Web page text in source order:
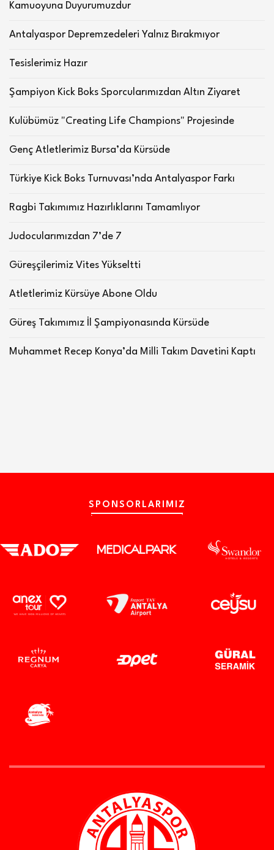
Kamuoyuna Duyurumuzdur
Antalyaspor Depremzedeleri Yalnız Bırakmıyor
Tesislerimiz Hazır
Şampiyon Kick Boks Sporcularımızdan Altın Ziyaret
Kulübümüz "Creating Life Champions" Projesinde
Genç Atletlerimiz Bursa’da Kürsüde
Türkiye Kick Boks Turnuvası’nda Antalyaspor Farkı
Ragbi Takımımız Hazırlıklarını Tamamlıyor
Judocularımızdan 7’de 7
Güreşçilerimiz Vites Yükseltti
Atletlerimiz Kürsüye Abone Oldu
Güreş Takımımız İl Şampiyonasında Kürsüde
Muhammet Recep Konya’da Milli Takım Davetini Kaptı
SPONSORLARIMIZ